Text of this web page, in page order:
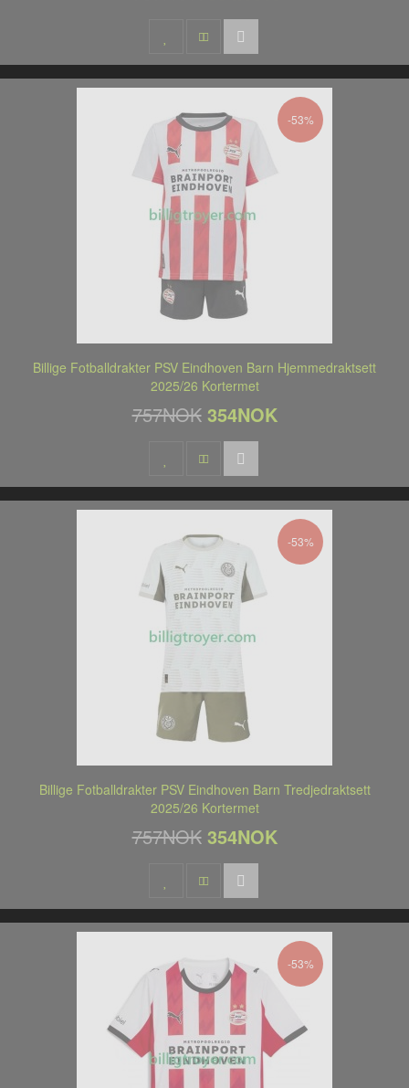
-53%
Billige Fotballdrakter PSV Eindhoven Barn Hjemmedraktsett
2025/26 Kortermet
757NOK 354NOK
-53%
Billige Fotballdrakter PSV Eindhoven Barn Tredjedraktsett
2025/26 Kortermet
757NOK 354NOK
-53%